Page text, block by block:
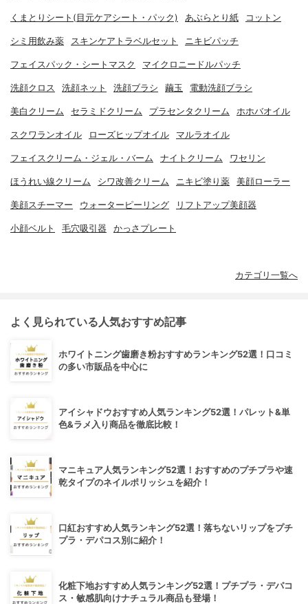
くまとりシート(目元ケアシート・パック) あぶらとり紙 コットン
シミ用飲み薬 スキンケアトラベルセット ニキビパッチ
フェイスパック・シートマスク マイクロニードルパッチ
洗顔クロス 洗顔ネット 洗顔ブラシ 繭玉 電動洗顔ブラシ
美白クリーム セラミドクリーム プラセンタクリーム ホホバオイル
スクワランオイル ローズヒップオイル マルラオイル
フェイスクリーム・ジェル・バーム ナイトクリーム ワセリン
ほうれい線クリーム シワ改善クリーム ニキビ塗り薬 美顔ローラー
美顔スチーマー ウォーターピーリング リフトアップ美顔器
小顔ベルト 毛穴吸引器 かっさプレート
カテゴリ一覧へ
よく見られている人気おすすめ記事
ホワイトニング歯磨き粉おすすめランキング52選！口コミ
の多い市販品を中心に
アイシャドウおすすめ人気ランキング52選！パレット&単
色&ラメ入り商品を徹底比較！
マニキュア人気ランキング52選！おすすめのプチプラや速
乾タイプのネイルポリッシュを紹介！
口紅おすすめ人気ランキング52選！落ちないリップをプチ
プラ・デパコス別に紹介！
化粧下地おすすめ人気ランキング52選！プチプラ・デパコ
ス・敏感肌向けナチュラル商品も登場！